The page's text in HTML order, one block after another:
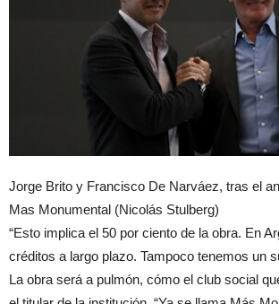
Jorge Brito y Francisco De Narváez, tras el
Mas Monumental (Nicolás Stulberg)
“Esto implica el 50 por ciento de la obra. En
créditos a largo plazo. Tampoco tenemos un
La obra será a pulmón, cómo el club social